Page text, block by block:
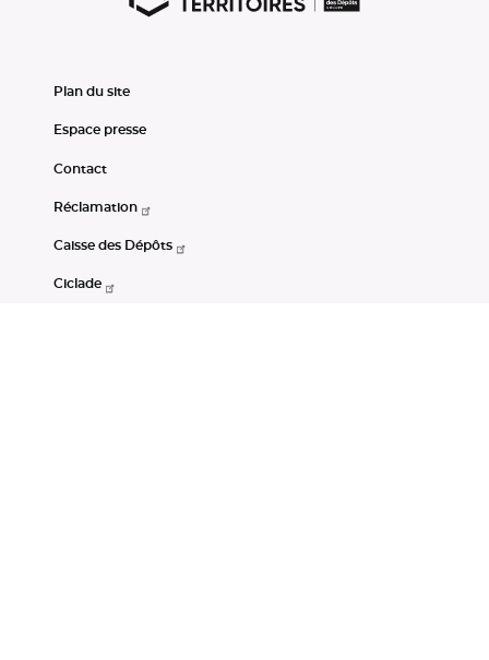
Plan du site
Espace presse
Contact
Réclamation
Caisse des Dépôts
Ciclade